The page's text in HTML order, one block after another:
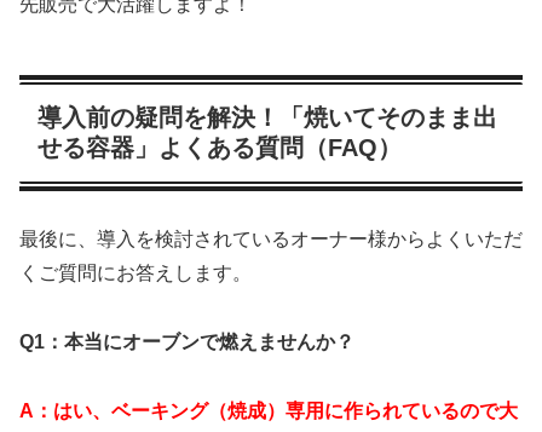
導入前の疑問を解決！「焼いてそのまま出
せる容器」よくある質問（FAQ）
最後に、導入を検討されているオーナー様からよくいただ
くご質問にお答えします。
Q1：本当にオーブンで燃えませんか？
A：はい、ベーキング（焼成）専用に作られているので大